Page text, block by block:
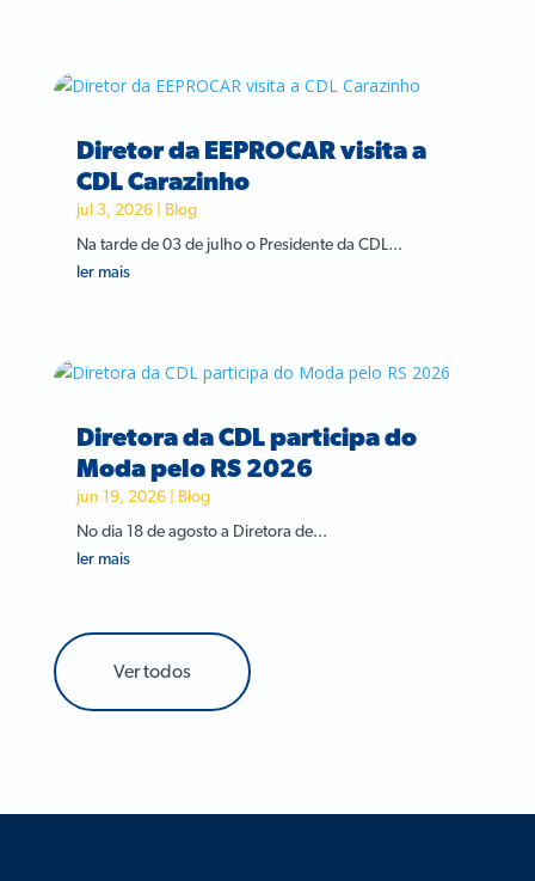
Diretor da EEPROCAR visita a
CDL Carazinho
jul 3, 2026| Blog
Na tarde de 03 de julho o Presidente da CDL...
ler mais
Diretora da CDL participa do
Moda pelo RS 2026
jun 19, 2026| Blog
No dia 18 de agosto a Diretora de...
ler mais
Ver todos